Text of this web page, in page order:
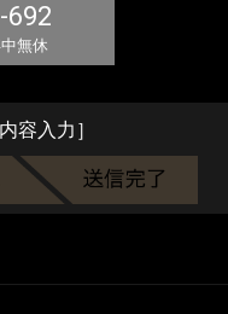
無休
容入力］